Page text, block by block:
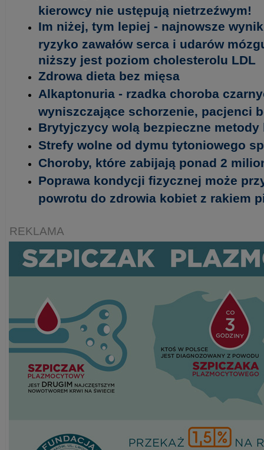
kierowcy nie ustępują nietrzeźwym!
Im niżej, tym lepiej - najnowsze
ryzyko zawałów serca i udarów
niższy jest poziom cholesterolu LDL
Zdrowa dieta bez mięsa
Alkaptonuria - rzadka choroba
wyniszczające schorzenie, pacjenci
Brytyjczycy wolą bezpieczne metody
Strefy wolne od dymu tytoniowego
Choroby, które zabijają ponad 2
Poprawa kondycji fizycznej może
powrotu do zdrowia kobiet z rakiem
REKLAMA